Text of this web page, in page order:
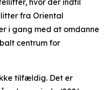
hvor der indtil
fra Oriental
i gang med at omdanne
centrum for
tilfældig. Det er